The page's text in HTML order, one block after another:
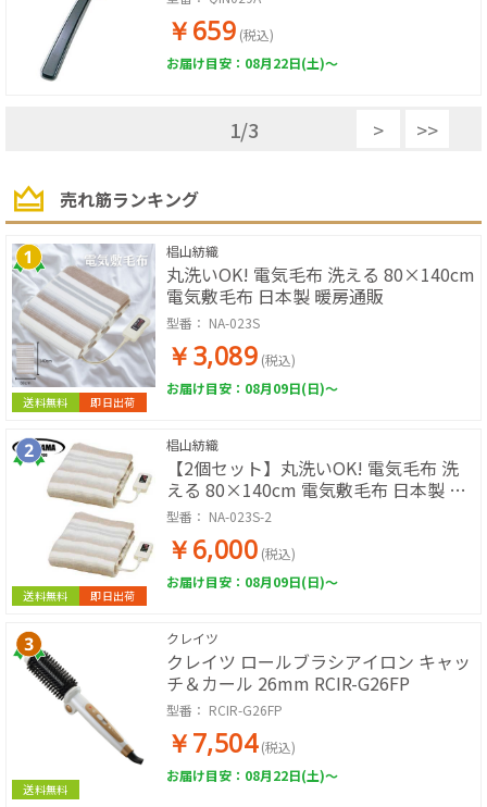
￥659 (税込)
お届け目安：08月22日(土)～
1/3 > >>
売れ筋ランキング
送料無料 即日出荷
椙山紡織
丸洗いOK! 電気毛布 洗える 80×140cm
電気敷毛布 日本製 暖房通販
型番： NA-023S
￥3,089 (税込)
お届け目安：08月09日(日)～
送料無料 即日出荷
椙山紡織
【2個セット】丸洗いOK! 電気毛布 洗
える 80×140cm 電気敷毛布 日本製 暖
房通販
型番： NA-023S-2
￥6,000 (税込)
お届け目安：08月09日(日)～
送料無料
クレイツ
クレイツ ロールブラシアイロン キャッ
チ＆カール 26mm RCIR-G26FP
型番： RCIR-G26FP
￥7,504 (税込)
お届け目安：08月22日(土)～